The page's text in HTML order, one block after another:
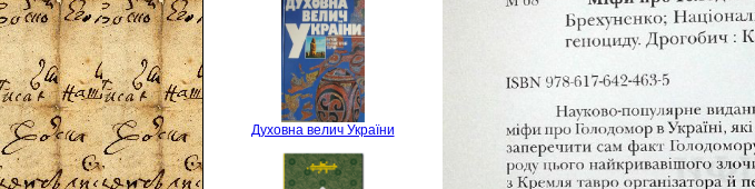
Духовна велич України